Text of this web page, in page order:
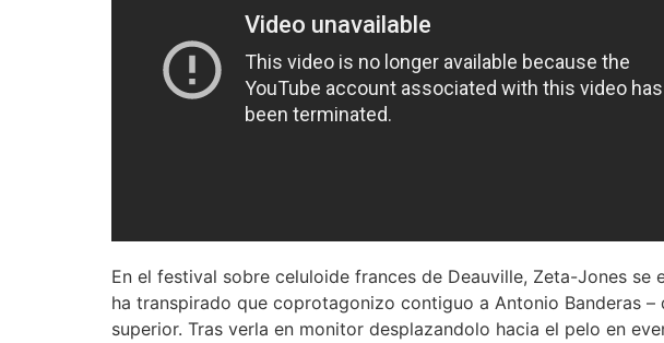
En el festival sobre celuloide frances de Deauville, Zeta-Jones
ha transpirado que coprotagonizo contiguo a Antonio Banderas
superior. Tras verla en monitor desplazandolo hacia el pelo en